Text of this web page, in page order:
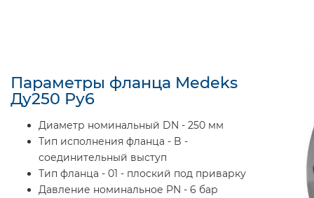
Параметры фланца Medeks
Ду250 Ру6
Диаметр номинальный DN - 250 мм
Тип исполнения фланца - B -
соединительный выступ
Тип фланца - 01 - плоский под приварку
Давление номинальное PN - 6 бар